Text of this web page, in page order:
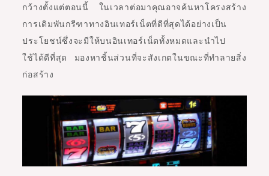
กว้างตั้งแต่ตอนนี้ ในเวลาต่อมาคุณอาจค้นหาโครงสร้าง
การเดิมพันกรีฑาทางอินเทอร์เน็ตที่ดีที่สุดได้อย่างเป็น
ประโยชน์ซึ่งจะมีให้บนอินเทอร์เน็ตทั้งหมดและนำไป
ใช้ได้ดีที่สุด มองหาชิ้นส่วนที่จะสังเกตในขณะที่ทำลายสิ่ง
ก่อสร้าง